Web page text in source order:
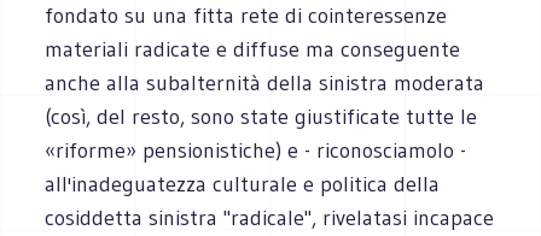
fondato su una fitta rete di cointeressenze
materiali radicate e diffuse ma conseguente
anche alla subalternità della sinistra moderata
(così, del resto, sono state giustificate tutte le
«riforme» pensionistiche) e - riconosciamolo -
all'inadeguatezza culturale e politica della
cosiddetta sinistra "radicale", rivelatasi incapace